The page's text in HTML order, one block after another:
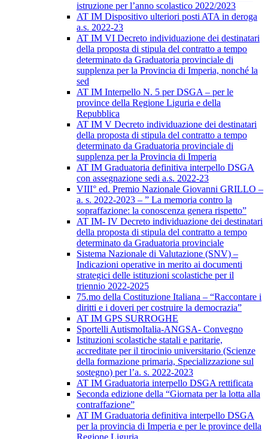
istruzione per l’anno scolastico 2022/2023
AT IM Dispositivo ulteriori posti ATA in deroga
a.s. 2022-23
AT IM VI Decreto individuazione dei destinatari
della proposta di stipula del contratto a tempo
determinato da Graduatoria provinciale di
supplenza per la Provincia di Imperia, nonché la
sed
AT IM Interpello N. 5 per DSGA – per le
province della Regione Liguria e della
Repubblica
AT IM V Decreto individuazione dei destinatari
della proposta di stipula del contratto a tempo
determinato da Graduatoria provinciale di
supplenza per la Provincia di Imperia
AT IM Graduatoria definitiva interpello DSGA
con assegnazione sedi a.s. 2022-23
VIII° ed. Premio Nazionale Giovanni GRILLO –
a. s. 2022-2023 – ” La memoria contro la
sopraffazione: la conoscenza genera rispetto”
AT IM- IV Decreto individuazione dei destinatari
della proposta di stipula del contratto a tempo
determinato da Graduatoria provinciale
Sistema Nazionale di Valutazione (SNV) –
Indicazioni operative in merito ai documenti
strategici delle istituzioni scolastiche per il
triennio 2022-2025
75.mo della Costituzione Italiana – “Raccontare i
diritti e i doveri per costruire la democrazia”
AT IM GPS SURROGHE
Sportelli AutismoItalia-ANGSA- Convegno
Istituzioni scolastiche statali e paritarie,
accreditate per il tirocinio universitario (Scienze
della formazione primaria, Specializzazione sul
sostegno) per l’a. s. 2022-2023
AT IM Graduatoria interpello DSGA rettificata
Seconda edizione della “Giornata per la lotta alla
contraffazione”
AT IM Graduatoria definitiva interpello DSGA
per la provincia di Imperia e per le province della